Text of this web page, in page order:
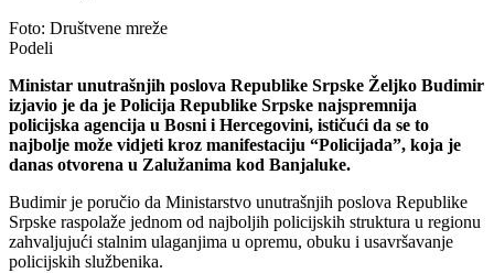
Foto: Društvene mreže
Podeli
Ministar unutrašnjih poslova Republike Srpske Željko Budimir
izjavio je da je Policija Republike Srpske najspremnija
policijska agencija u Bosni i Hercegovini, ističući da se to
najbolje može vidjeti kroz manifestaciju “Policijada”, koja je
danas otvorena u Zalužanima kod Banjaluke.
Budimir je poručio da Ministarstvo unutrašnjih poslova Republike
Srpske raspolaže jednom od najboljih policijskih struktura u regionu
zahvaljujući stalnim ulaganjima u opremu, obuku i usavršavanje
policijskih službenika.